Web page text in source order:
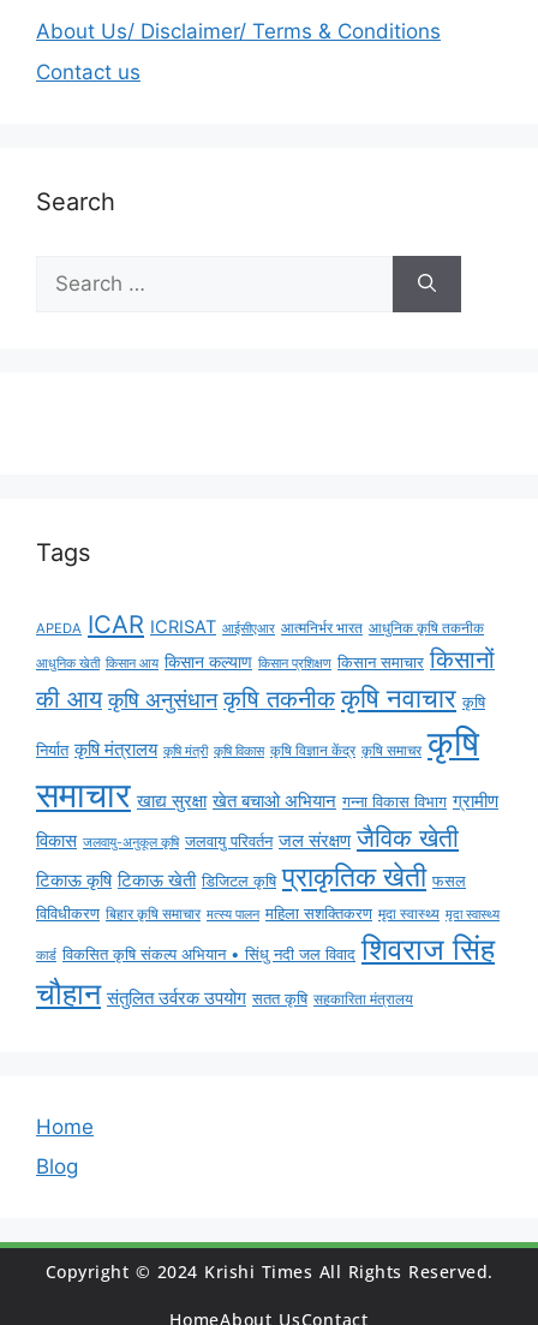
About Us/ Disclaimer/ Terms & Conditions
Contact us
Search
Tags
APEDA ICAR ICRISAT आईसीएआर आत्मनिर्भर भारत आधुनिक कृषि तकनीक
आधुनिक खेती किसान आय किसान कल्याण किसान प्रशिक्षण किसान समाचार किसानों
की आय कृषि अनुसंधान कृषि तकनीक कृषि नवाचार कृषि
निर्यात कृषि मंत्रालय कृषि मंत्री कृषि विकास कृषि विज्ञान केंद्र कृषि समाचर कृषि
समाचार खाद्य सुरक्षा खेत बचाओ अभियान गन्ना विकास विभाग ग्रामीण
विकास जलवायु-अनुकूल कृषि जलवायु परिवर्तन जल संरक्षण जैविक खेती
टिकाऊ कृषि टिकाऊ खेती डिजिटल कृषि प्राकृतिक खेती फसल
विविधीकरण बिहार कृषि समाचार मत्स्य पालन महिला सशक्तिकरण मृदा स्वास्थ्य मृदा स्वास्थ्य
कार्ड विकसित कृषि संकल्प अभियान • सिंधु नदी जल विवाद शिवराज सिंह
चौहान संतुलित उर्वरक उपयोग सतत कृषि सहकारिता मंत्रालय
Home
Blog
Copyright © 2024 Krishi Times All Rights Reserved.
HomeAbout UsContact